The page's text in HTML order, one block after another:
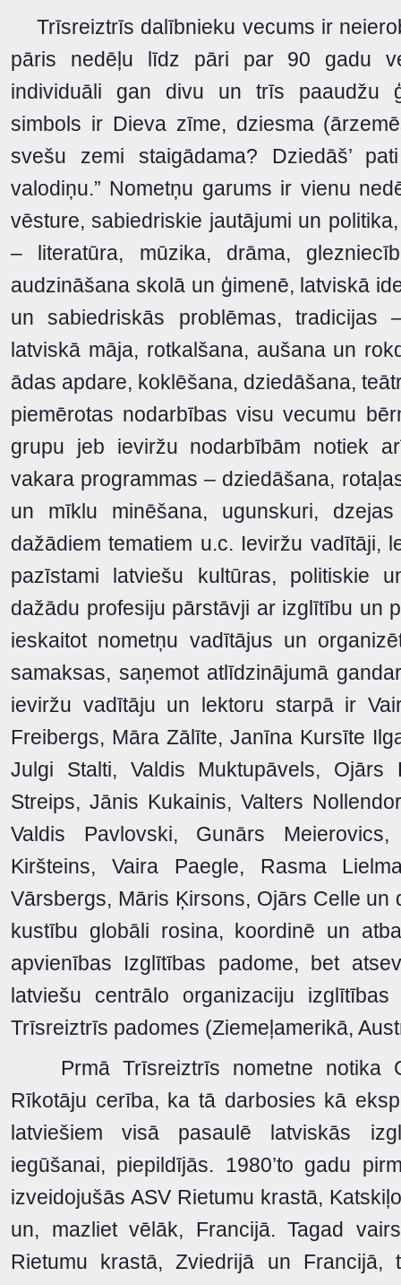
Trīsreiztrīs dalībnieku vecums ir
pāris nedēļu līdz pāri par 90 gadu
individuāli gan divu un trīs paaudžu
simbols ir Dieva zīme, dziesma
svešu zemi staigādama? Dziedāš’
valodiņu.” Nometņu garums ir vienu
vēsture, sabiedriskie jautājumi un
– literatūra, mūzika, drāma,
audzināšana skolā un ģimenē, latviskā
un sabiedriskās problēmas,
latviskā māja, rotkalšana, aušana un
ādas apdare, koklēšana, dziedāšana,
piemērotas nodarbības visu vecumu
grupu jeb ieviržu nodarbībām notiek
vakara programmas – dziedāšana,
un mīklu minēšana, ugunskuri,
dažādiem tematiem u.c. Ieviržu vadītāji,
pazīstami latviešu kultūras, politiskie
dažādu profesiju pārstāvji ar izglītību un
ieskaitot nometņu vadītājus un
samaksas, saņemot atlīdzinājumā
ieviržu vadītāju un lektoru starpā ir
Freibergs, Māra Zālīte, Janīna Kursīte
Julgi Stalti, Valdis Muktupāvels, Ojārs
Streips, Jānis Kukainis, Valters
Valdis Pavlovski, Gunārs
Kiršteins, Vaira Paegle, Rasma
Vārsbergs, Māris Ķirsons, Ojārs Celle un
kustību globāli rosina, koordinē un
apvienības Izglītības padome, bet
latviešu centrālo organizaciju
Trīsreiztrīs padomes (Ziemeļamerikā,
Prmā Trīsreiztrīs nometne notika
Rīkotāju cerība, ka tā darbosies kā
latviešiem visā pasaulē latviskās
iegūšanai, piepildījās. 1980’to gadu
izveidojušās ASV Rietumu krastā,
un, mazliet vēlāk, Francijā. Tagad
Rietumu krastā, Zviedrijā un